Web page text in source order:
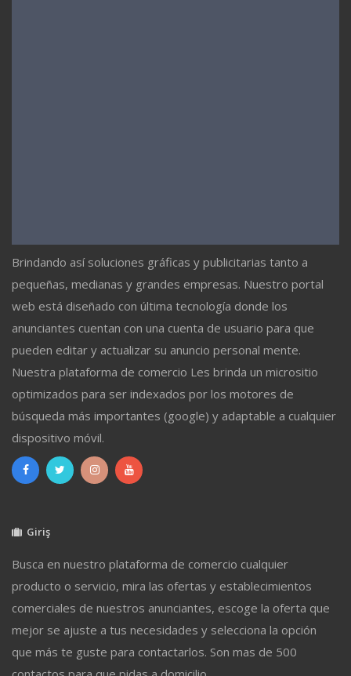
Brindando así soluciones gráficas y publicitarias tanto a
pequeñas, medianas y grandes empresas. Nuestro portal
web está diseñado con última tecnología donde los
anunciantes cuentan con una cuenta de usuario para que
pueden editar y actualizar su anuncio personal mente.
Nuestra plataforma de comercio Les brinda un micrositio
optimizados para ser indexados por los motores de
búsqueda más importantes (google) y adaptable a cualquier
dispositivo móvil.
Giriş
Busca en nuestro plataforma de comercio cualquier
producto o servicio, mira las ofertas y establecimientos
comerciales de nuestros anunciantes, escoge la oferta que
mejor se ajuste a tus necesidades y selecciona la opción
que más te guste para contactarlos. Son mas de 500